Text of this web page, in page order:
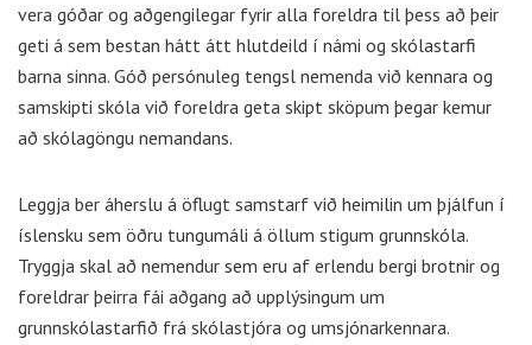
vera góðar og aðgengilegar fyrir alla foreldra til þess að þeir
geti á sem bestan hátt átt hlutdeild í námi og skólastarfi
barna sinna. Góð persónuleg tengsl nemenda við kennara og
samskipti skóla við foreldra geta skipt sköpum þegar kemur
að skólagöngu nemandans.
Leggja ber áherslu á öflugt samstarf við heimilin um þjálfun í
íslensku sem öðru tungumáli á öllum stigum grunnskóla.
Tryggja skal að nemendur sem eru af erlendu bergi brotnir og
foreldrar þeirra fái aðgang að upplýsingum um
grunnskólastarfið frá skólastjóra og umsjónarkennara.